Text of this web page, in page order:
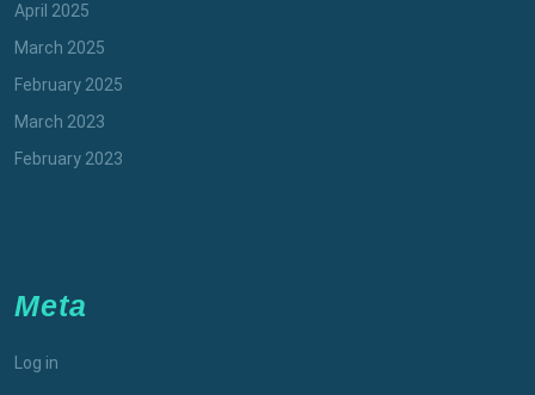
April 2025
March 2025
February 2025
March 2023
February 2023
Meta
Log in